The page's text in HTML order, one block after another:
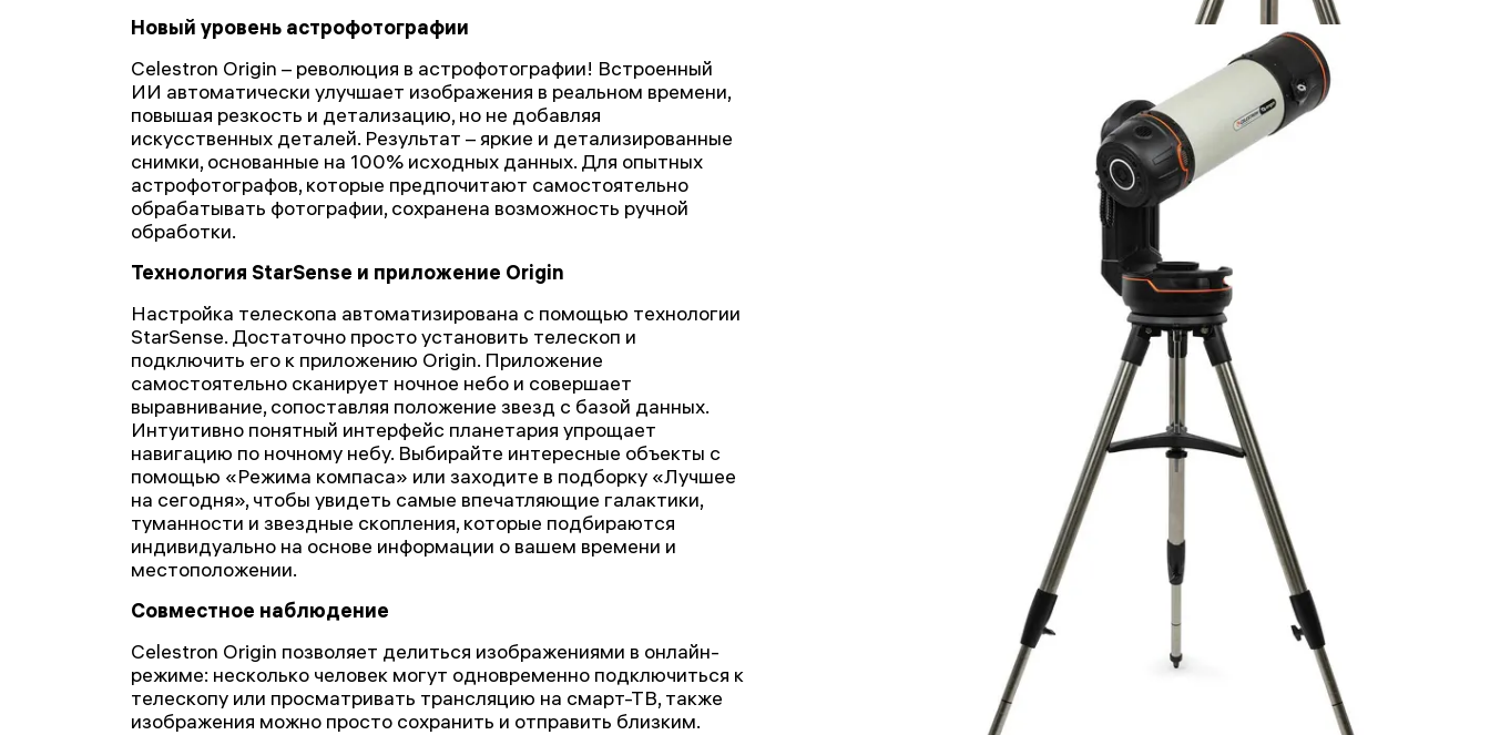
Новый уровень астрофотографии
Celestron Origin – революция в астрофотографии! Встроенный
ИИ автоматически улучшает изображения в реальном времени,
повышая резкость и детализацию, но не добавляя
искусственных деталей. Результат – яркие и детализированные
снимки, основанные на 100% исходных данных. Для опытных
астрофотографов, которые предпочитают самостоятельно
обрабатывать фотографии, сохранена возможность ручной
обработки.
Технология StarSense и приложение Origin
Настройка телескопа автоматизирована с помощью технологии
StarSense. Достаточно просто установить телескоп и
подключить его к приложению Origin. Приложение
самостоятельно сканирует ночное небо и совершает
выравнивание, сопоставляя положение звезд с базой данных.
Интуитивно понятный интерфейс планетария упрощает
навигацию по ночному небу. Выбирайте интересные объекты с
помощью «Режима компаса» или заходите в подборку «Лучшее
на сегодня», чтобы увидеть самые впечатляющие галактики,
туманности и звездные скопления, которые подбираются
индивидуально на основе информации о вашем времени и
местоположении.
Совместное наблюдение
Celestron Origin позволяет делиться изображениями в онлайн-
режиме: несколько человек могут одновременно подключиться к
телескопу или просматривать трансляцию на смарт-ТВ, также
изображения можно просто сохранить и отправить близким.